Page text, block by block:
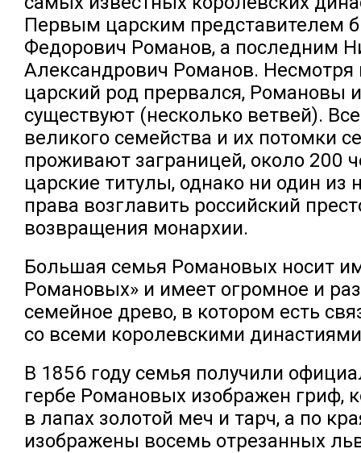
Первым царским представителем
Федорович Романов, а последним
Александрович Романов. Несмотря
царский род прервался, Романовы
существуют (несколько ветвей).
великого семейства и их потомки
проживают заграницей, около 200
царские титулы, однако ни один из
права возглавить российский
возвращения монархии.
Большая семья Романовых носит
Романовых» и имеет огромное и
семейное древо, в котором есть
со всеми королевскими
В 1856 году семья получили
гербе Романовых изображен гриф,
в лапах золотой меч и тарч, а по
изображены восемь отрезанных